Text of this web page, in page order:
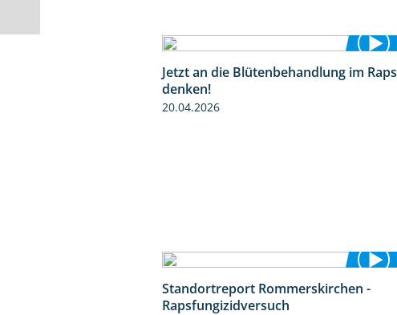
1:13
Jetzt an die Blütenbehandlung im Raps
denken!
20.04.2026
3:33
Standortreport Rommerskirchen -
Rapsfungizidversuch